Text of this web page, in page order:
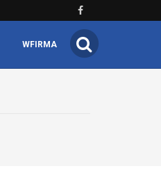
WFIRMA